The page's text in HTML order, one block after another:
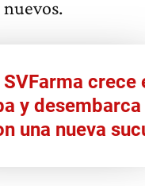
crece
y desembarca
una nueva